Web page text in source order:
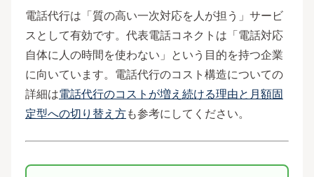
電話代行は「質の高い一次対応を人が担う」サービ
スとして有効です。代表電話コネクトは「電話対応
自体に人の時間を使わない」という目的を持つ企業
に向いています。電話代行のコスト構造についての
詳細は電話代行のコストが増え続ける理由と月額固
定型への切り替え方も参考にしてください。